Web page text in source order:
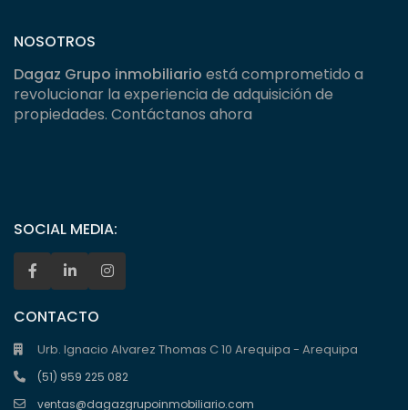
NOSOTROS
Dagaz Grupo inmobiliario está comprometido a
revolucionar la experiencia de adquisición de
propiedades. Contáctanos ahora
SOCIAL MEDIA:
CONTACTO
Urb. Ignacio Alvarez Thomas C 10 Arequipa - Arequipa
(51) 959 225 082
ventas@dagazgrupoinmobiliario.com